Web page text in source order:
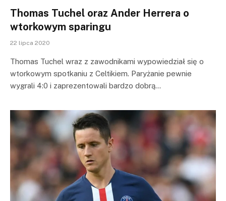
Thomas Tuchel oraz Ander Herrera o
wtorkowym sparingu
22 lipca 2020
Thomas Tuchel wraz z zawodnikami wypowiedział się o
wtorkowym spotkaniu z Celtikiem. Paryżanie pewnie
wygrali 4:0 i zaprezentowali bardzo dobrą…